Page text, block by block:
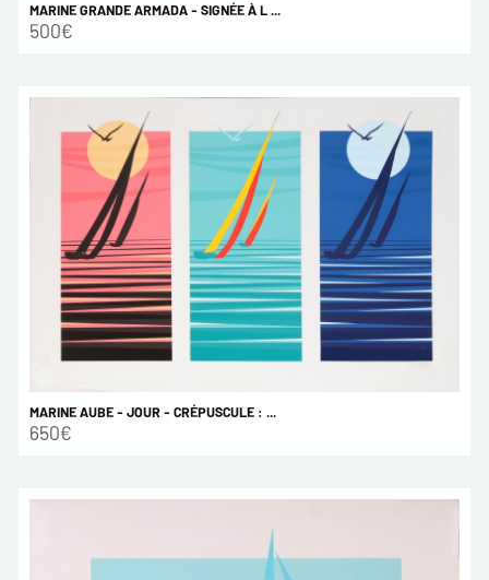
MARINE GRANDE ARMADA - SIGNÉE À L ...
500€
MARINE AUBE - JOUR - CRÉPUSCULE : ...
650€